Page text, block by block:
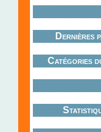
Dernières
Catégories